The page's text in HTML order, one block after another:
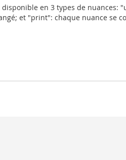
disponible en 3 types de
et "print": chaque nuance se